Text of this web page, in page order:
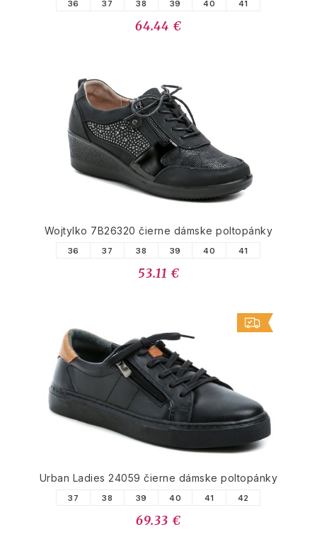
36 37 38 39 40 41
64.44 €
Wojtylko 7B26320 čierne dámske poltopánky
36 37 38 39 40 41
53.11 €
Urban Ladies 24059 čierne dámske poltopánky
37 38 39 40 41 42
69.33 €